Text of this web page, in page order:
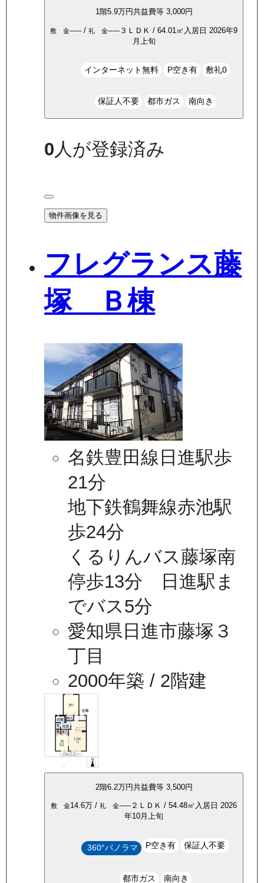
1階5.9万円共益費等 3,000円
敷 金----- / 礼 金----- ３ＬＤＫ / 64.01 ㎡ 入居日 2026年9
月上旬
インターネット無料 P空き有 敷礼0
保証人不要 都市ガス 南向き
0人が登録済み
物件画像を見る
フレグランス藤
塚 Ｂ棟
名鉄豊田線日進駅歩
21分
地下鉄鶴舞線赤池駅
歩24分
くるりんバス藤塚南
停歩13分 日進駅ま
でバス5分
愛知県日進市藤塚３
丁目
2000年築 / 2階建
2階6.2万円共益費等 3,500円
敷 金14.6万 / 礼 金----- ２ＬＤＫ / 54.48㎡ 入居日 2026
年10月上旬
360°パノラマ P空き有 保証人不要
都市ガス 南向き